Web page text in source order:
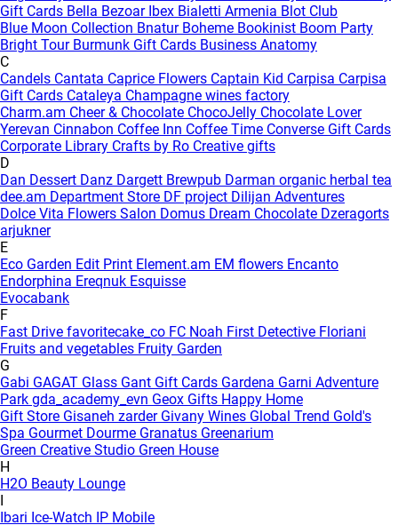
Gift Cards Bella Bezoar Ibex Bialetti Armenia Blot Club
Blue Moon Collection Bnatur Boheme Bookinist Boom Party
Bright Tour Burmunk Gift Cards Business Anatomy
C
Candels Cantata Caprice Flowers Captain Kid Carpisa Carpisa
Gift Cards Cataleya Champagne wines factory
Charm.am Cheer & Chocolate ChocoJelly Chocolate Lover
Yerevan Cinnabon Coffee Inn Coffee Time Converse Gift Cards
Corporate Library Crafts by Ro Creative gifts
D
Dan Dessert Danz Dargett Brewpub Darman organic herbal tea
dee.am Department Store DF project Dilijan Adventures
Dolce Vita Flowers Salon Domus Dream Chocolate Dzeragorts
arjukner
E
Eco Garden Edit Print Element.am EM flowers Encanto
Endorphina Ereqnuk Esquisse
Evocabank
F
Fast Drive favoritecake_co FC Noah First Detective Floriani
Fruits and vegetables Fruity Garden
G
Gabi GAGAT Glass Gant Gift Cards Gardena Garni Adventure
Park gda_academy_evn Geox Gifts Happy Home
Gift Store Gisaneh zarder Givany Wines Global Trend Gold's
Spa Gourmet Dourme Granatus Greenarium
Green Creative Studio Green House
H
H2O Beauty Lounge
I
Ibari Ice-Watch IP Mobile